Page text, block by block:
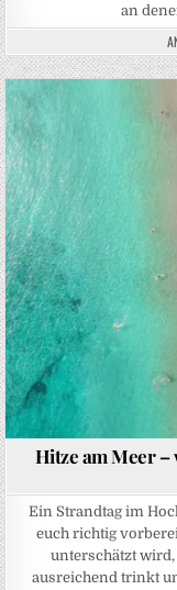
an
Hitze am Meer
Ein Strandtag im
euch richtig
unterschätzt
ausreichend trinkt